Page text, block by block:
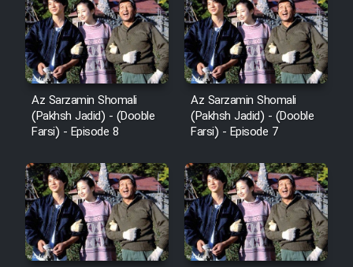
Az Sarzamin Shomali
(Pakhsh Jadid) - (Dooble
Farsi) - Episode 8
Az Sarzamin Shomali
(Pakhsh Jadid) - (Dooble
Farsi) - Episode 7